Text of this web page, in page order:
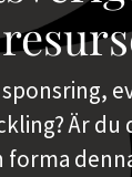
Är du
forma